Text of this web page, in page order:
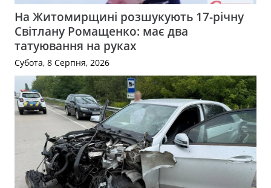
На Житомирщині розшукують 17-річну
Світлану Ромащенко: має два
татуювання на руках
Субота, 8 Серпня, 2026